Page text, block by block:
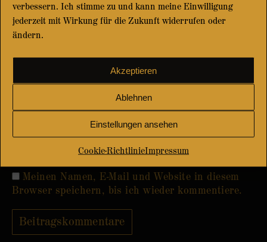
verbessern. Ich stimme zu und kann meine Einwilligung
jederzeit mit Wirkung für die Zukunft widerrufen oder
ändern.
Akzeptieren
Ablehnen
Einstellungen ansehen
Cookie-RichtlinieImpressum
Name *
E-Mail *
Website
Meinen Namen, E-Mail und Website in diesem
Browser speichern, bis ich wieder kommentiere.
Beitragskommentare